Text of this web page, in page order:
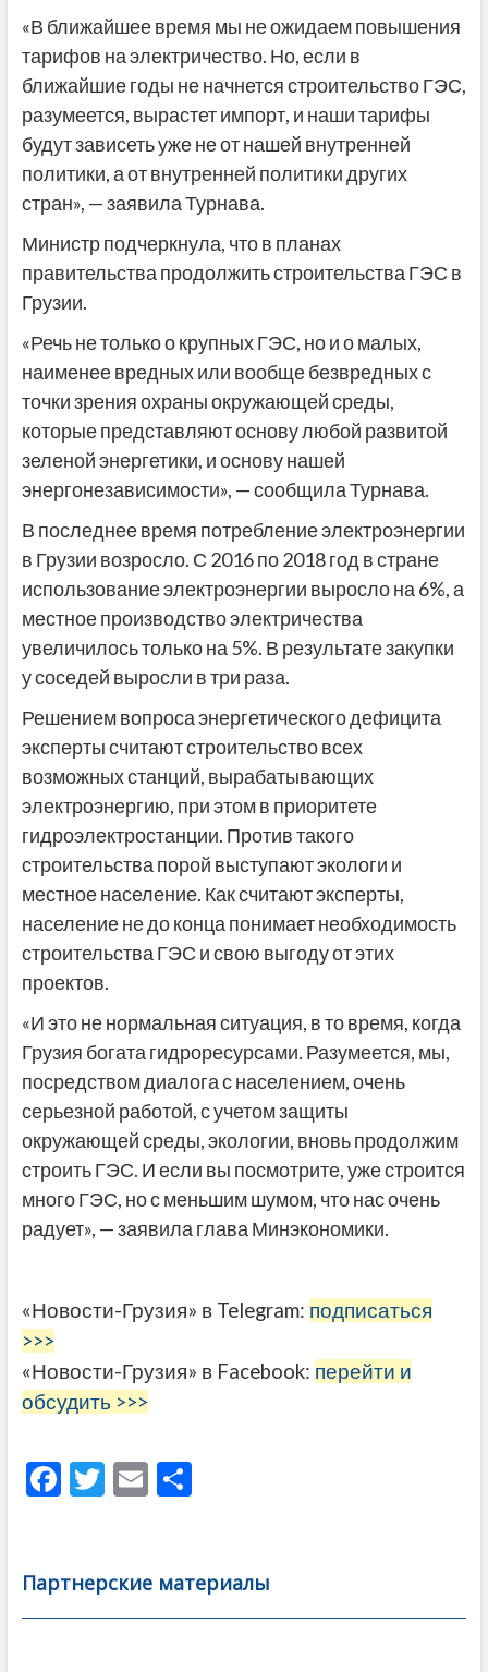
«В ближайшее время мы не ожидаем повышения
тарифов на электричество. Но, если в
ближайшие годы не начнется строительство ГЭС,
разумеется, вырастет импорт, и наши тарифы
будут зависеть уже не от нашей внутренней
политики, а от внутренней политики других
стран», — заявила Турнава.
Министр подчеркнула, что в планах
правительства продолжить строительства ГЭС в
Грузии.
«Речь не только о крупных ГЭС, но и о малых,
наименее вредных или вообще безвредных с
точки зрения охраны окружающей среды,
которые представляют основу любой развитой
зеленой энергетики, и основу нашей
энергонезависимости», — сообщила Турнава.
В последнее время потребление электроэнергии
в Грузии возросло. С 2016 по 2018 год в стране
использование электроэнергии выросло на 6%, а
местное производство электричества
увеличилось только на 5%. В результате закупки
у соседей выросли в три раза.
Решением вопроса энергетического дефицита
эксперты считают строительство всех
возможных станций, вырабатывающих
электроэнергию, при этом в приоритете
гидроэлектростанции. Против такого
строительства порой выступают экологи и
местное население. Как считают эксперты,
население не до конца понимает необходимость
строительства ГЭС и свою выгоду от этих
проектов.
«И это не нормальная ситуация, в то время, когда
Грузия богата гидроресурсами. Разумеется, мы,
посредством диалога с населением, очень
серьезной работой, с учетом защиты
окружающей среды, экологии, вновь продолжим
строить ГЭС. И если вы посмотрите, уже строится
много ГЭС, но с меньшим шумом, что нас очень
радует», — заявила глава Минэкономики.
«Новости-Грузия» в Telegram: подписаться
>>>
«Новости-Грузия» в Facebook: перейти и
обсудить >>>
F
b
o
T
er
E
l
О
а
в
Партнерские материалы